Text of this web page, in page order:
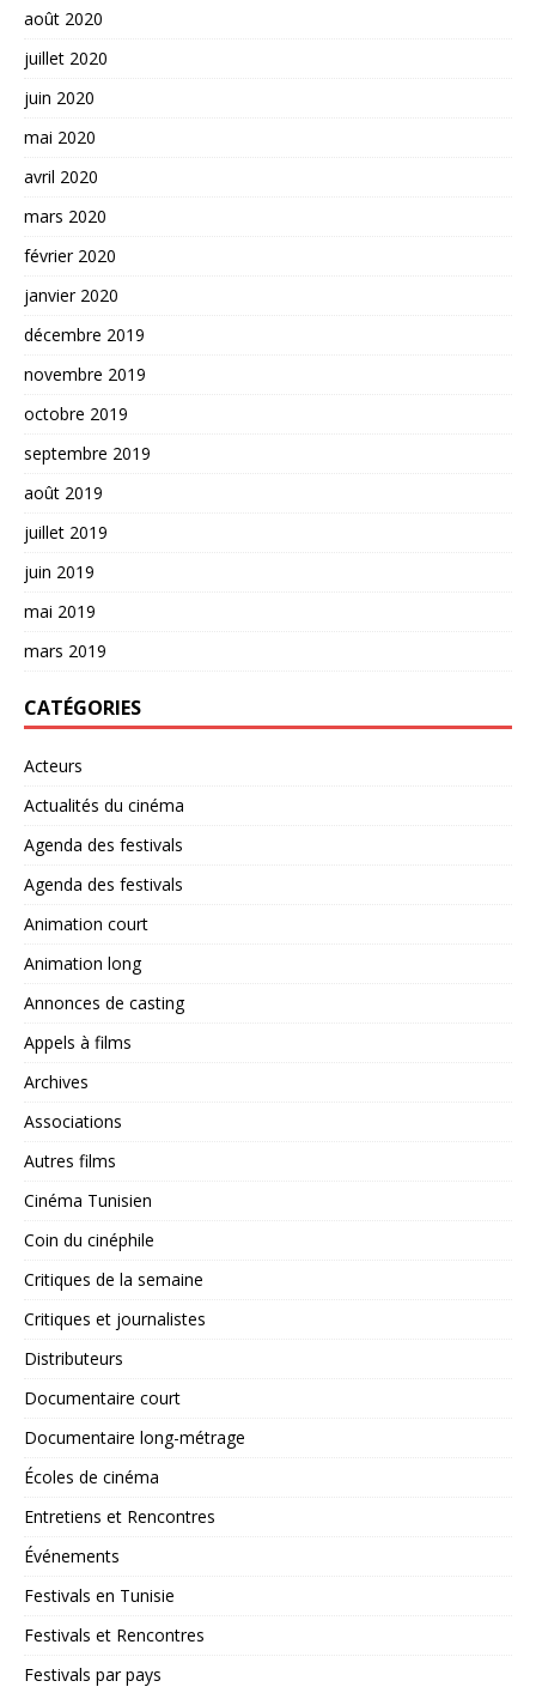
août 2020
juillet 2020
juin 2020
mai 2020
avril 2020
mars 2020
février 2020
janvier 2020
décembre 2019
novembre 2019
octobre 2019
septembre 2019
août 2019
juillet 2019
juin 2019
mai 2019
mars 2019
CATÉGORIES
Acteurs
Actualités du cinéma
Agenda des festivals
Agenda des festivals
Animation court
Animation long
Annonces de casting
Appels à films
Archives
Associations
Autres films
Cinéma Tunisien
Coin du cinéphile
Critiques de la semaine
Critiques et journalistes
Distributeurs
Documentaire court
Documentaire long-métrage
Écoles de cinéma
Entretiens et Rencontres
Événements
Festivals en Tunisie
Festivals et Rencontres
Festivals par pays